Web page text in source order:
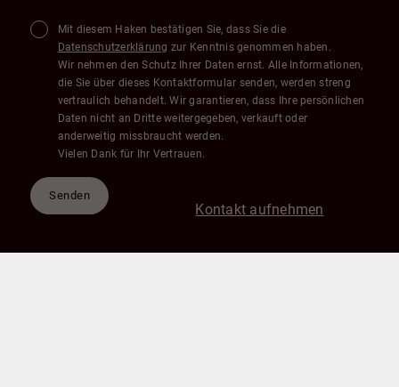
Kontakt aufnehmen
Mit diesem Haken bestätigen Sie, dass Sie die
Datenschutzerklärung zur Kenntnis genommen haben.
Wir nehmen den Schutz Ihrer Daten ernst. Alle Informationen,
die Sie über dieses Kontaktformular senden, werden streng
vertraulich behandelt. Wir garantieren, dass Ihre persönlichen
Daten nicht an Dritte weitergegeben, verkauft oder
anderweitig missbraucht werden.
Vielen Dank für Ihr Vertrauen.
Senden